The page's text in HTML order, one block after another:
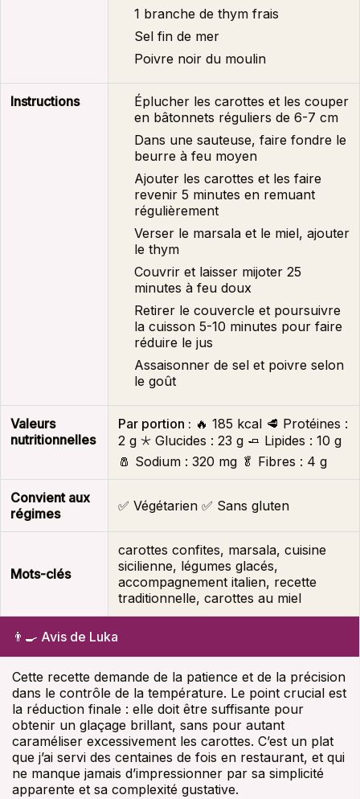
1 branche de thym frais
Sel fin de mer
Poivre noir du moulin
Instructions
Éplucher les carottes et les couper
en bâtonnets réguliers de 6-7 cm
Dans une sauteuse, faire fondre le
beurre à feu moyen
Ajouter les carottes et les faire
revenir 5 minutes en remuant
régulièrement
Verser le marsala et le miel, ajouter
le thym
Couvrir et laisser mijoter 25
minutes à feu doux
Retirer le couvercle et poursuivre
la cuisson 5-10 minutes pour faire
réduire le jus
Assaisonner de sel et poivre selon
le goût
Valeurs
nutritionnelles
Par portion : 🔥 185 kcal 🥩 Protéines :
2 g 🞯 Glucides : 23 g 🧈 Lipides : 10 g
🧂 Sodium : 320 mg 🥬 Fibres : 4 g
Convient aux
régimes
✅ Végétarien ✅ Sans gluten
Mots-clés
carottes confites, marsala, cuisine
sicilienne, légumes glacés,
accompagnement italien, recette
traditionnelle, carottes au miel
👨‍🍳 Avis de Luka
Cette recette demande de la patience et de la précision
dans le contrôle de la température. Le point crucial est
la réduction finale : elle doit être suffisante pour
obtenir un glaçage brillant, sans pour autant
caraméliser excessivement les carottes. C’est un plat
que j’ai servi des centaines de fois en restaurant, et qui
ne manque jamais d’impressionner par sa simplicité
apparente et sa complexité gustative.